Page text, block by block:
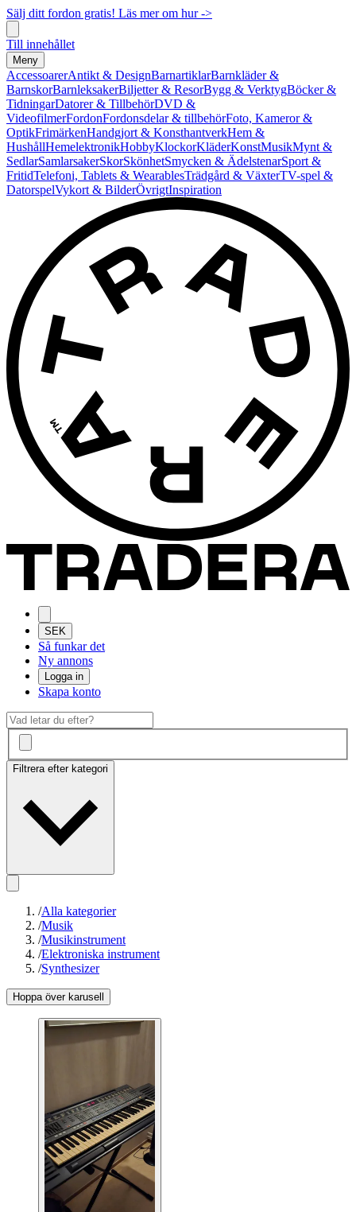
Sälj ditt fordon gratis! Läs mer om hur ->
Till innehållet
Meny
AccessoarerAntikt & DesignBarnartiklarBarnkläder &
BarnskorBarnleksakerBiljetter & ResorBygg & VerktygBöcker &
TidningarDatorer & TillbehörDVD &
VideofilmerFordonFordonsdelar & tillbehörFoto, Kameror &
OptikFrimärkenHandgjort & KonsthantverkHem &
HushållHemelektronikHobbyKlockorKläderKonstMusikMynt &
SedlarSamlarsakerSkorSkönhetSmycken & ÄdelstenarSport &
FritidTelefoni, Tablets & WearablesTrädgård & VäxterTV-spel &
DatorspelVykort & BilderÖvrigtInspiration
SEK
Så funkar det
Ny annons
Logga in
Skapa konto
Filtrera efter kategori
/Alla kategorier
/Musik
/Musikinstrument
/Elektroniska instrument
/Synthesizer
Hoppa över karusell